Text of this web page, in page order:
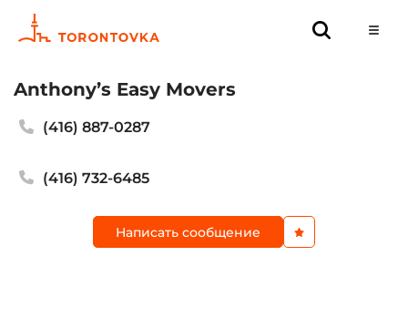
Anthony’s Easy Movers
(416) 887-0287
(416) 732-6485
Написать сообщение